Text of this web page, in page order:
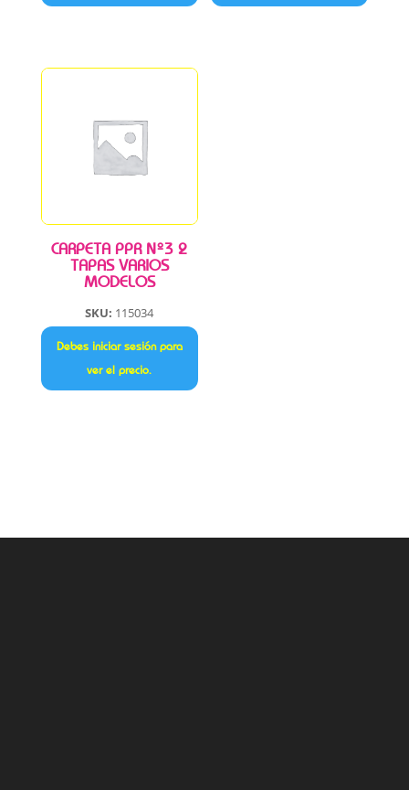
CARPETA PPR Nº3 2
TAPAS VARIOS
MODELOS
SKU: 115034
Debes iniciar sesión para
ver el precio.